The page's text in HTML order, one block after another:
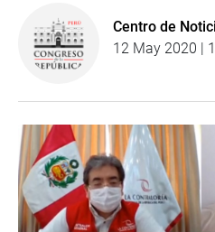
Centro de
12 May 2020 |